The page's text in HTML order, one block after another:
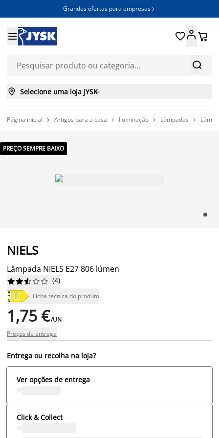
Grandes ofertas para empresas 


 
 Selecione uma loja JYSK
Página inicial  Artigos para a casa  Iluminação  Lâmpadas 
PREÇO SEMPRE BAIXO
NIELS
Lâmpada NIELS E27 806 lúmen





 (4)
Ficha técnica do produto
1,75 €/UN
Preços de entrega
Entrega ou recolha na loja?
Ver opções de entrega
Click & Collect